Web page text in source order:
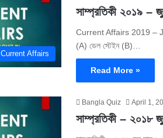
Current Affairs
সাম্প্রতিকী ২০১৯ –
Current Affairs 2019 –
(A) ডেল স্টেইন (B)…
Read More »
Bangla Quiz April 1,
সাম্প্রতিকী – ২০১৮